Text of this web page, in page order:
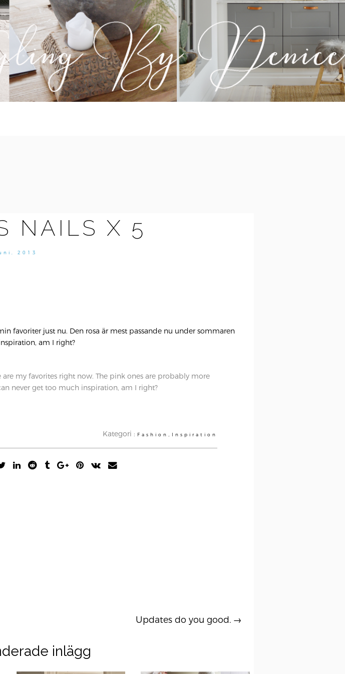
NAILS X 5
2013
favoriter just nu. Den rosa är mest passande nu under sommaren
am I right?
my favorites right now. The pink ones are probably more
never get too much inspiration, am I right?
Kategori : Fashion , Inspiration
Updates do you good.
inlägg